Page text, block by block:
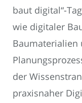
baut digital“-
wie digitaler
Baumaterialien
der
praxisnaher